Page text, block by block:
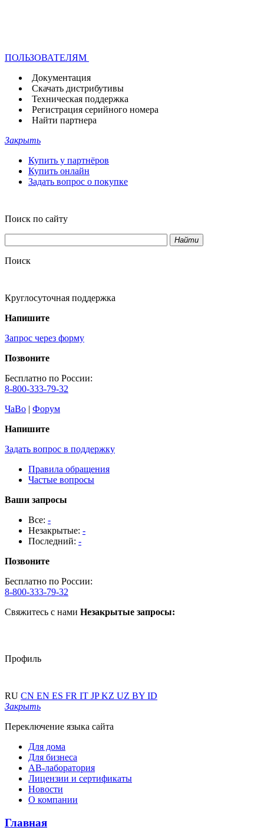
ПОЛЬЗОВАТЕЛЯМ
Документация
Скачать дистрибутивы
Техническая поддержка
Регистрация серийного номера
Найти партнера
Закрыть
Купить у партнёров
Купить онлайн
Задать вопрос о покупке
Поиск по сайту
Найти
Поиск
Круглосуточная поддержка
Напишите
Запрос через форму
Позвоните
Бесплатно по России:
8-800-333-79-32
ЧаВо | Форум
Напишите
Задать вопрос в поддержку
Правила обращения
Частые вопросы
Ваши запросы
Все: -
Незакрытые: -
Последний: -
Позвоните
Бесплатно по России:
8-800-333-79-32
Свяжитесь с нами Незакрытые запросы:
Профиль
RU CN EN ES FR IT JPKZ UZ BY ID
Закрыть
Переключение языка сайта
Для дома
Для бизнеса
АВ-лаборатория
Лицензии и сертификаты
Новости
О компании
Главная